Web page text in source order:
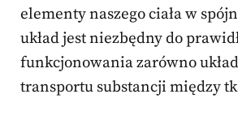
elementy naszego ciała w
układ jest niezbędny do
funkcjonowania zarówno
transportu substancji między